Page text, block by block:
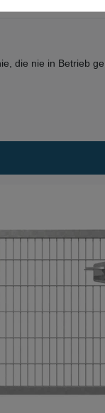
die nie in Betrieb